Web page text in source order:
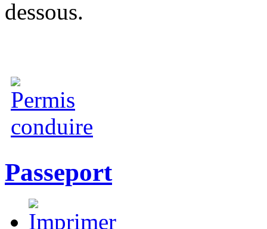
dessous.
Passeport